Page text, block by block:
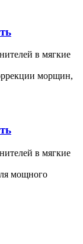
в мягкие
морщин,
в мягкие
мощного